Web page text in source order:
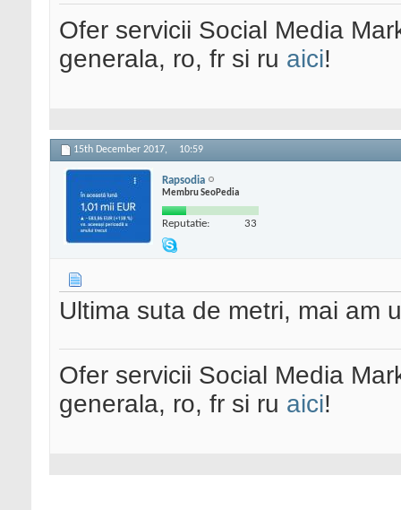
Ofer servicii Social Media
generala, ro, fr si ru aici!
15th December 2017, 10:59
Rapsodia
Membru SeoPedia
Reputatie: 33
Ultima suta de metri, mai am
Ofer servicii Social Media
generala, ro, fr si ru aici!